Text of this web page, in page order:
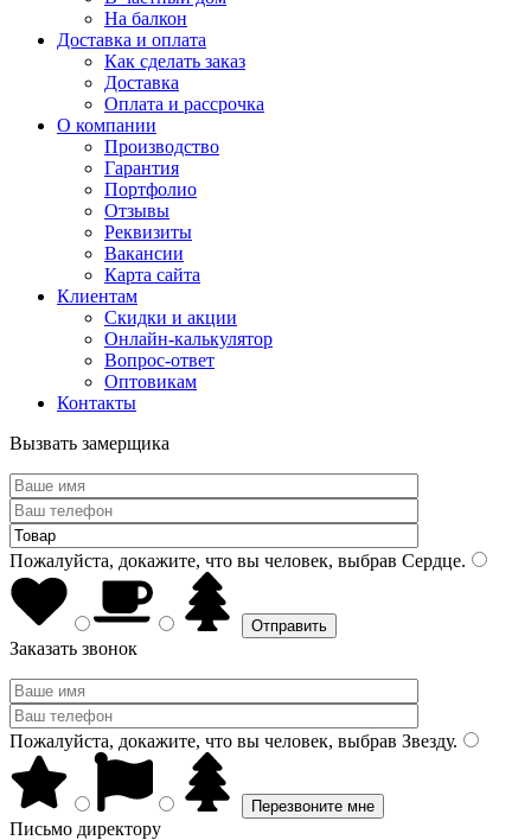
На балкон
Доставка и оплата
Как сделать заказ
Доставка
Оплата и рассрочка
О компании
Производство
Гарантия
Портфолио
Отзывы
Реквизиты
Вакансии
Карта сайта
Клиентам
Скидки и акции
Онлайн-калькулятор
Вопрос-ответ
Оптовикам
Контакты
Вызвать замерщика
Пожалуйста, докажите, что вы человек, выбрав Сердце.
Заказать звонок
Пожалуйста, докажите, что вы человек, выбрав Звезду.
Письмо директору